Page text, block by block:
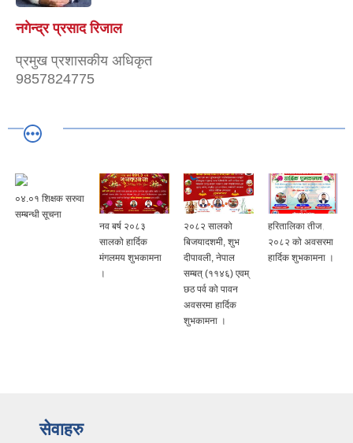
नगेन्द्र प्रसाद रिजाल
प्रमुख प्रशासकीय अधिकृत
9857824775
०४.०१ शिक्षक सरुवा
सम्बन्धी सूचना
नव बर्ष २०८३
सालको हार्दिक
मंगलमय शुभकामना
।
२०८२ सालको
बिजयादशमी, शुभ
दीपावली, नेपाल
सम्बत् (११४६) एवम्
छठ पर्व को पावन
अवसरमा हार्दिक
शुभकामना ।
हरितालिका तीज,
२०८२ को अवसरमा
हार्दिक शुभकामना ।
सेवाहरु